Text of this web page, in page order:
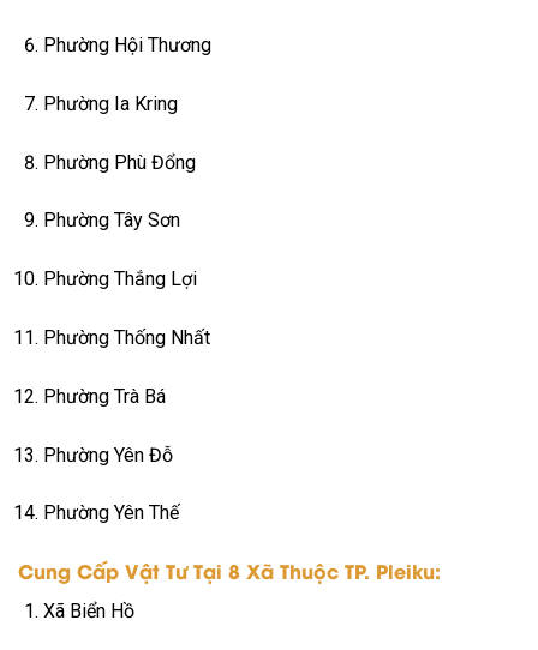
Phường Hội Thương
Phường Ia Kring
Phường Phù Đổng
Phường Tây Sơn
Phường Thắng Lợi
Phường Thống Nhất
Phường Trà Bá
Phường Yên Đỗ
Phường Yên Thế
Cung Cấp Vật Tư Tại 8 Xã Thuộc TP. Pleiku:
Xã Biển Hồ